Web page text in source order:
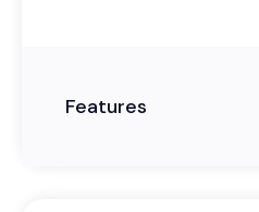
Features